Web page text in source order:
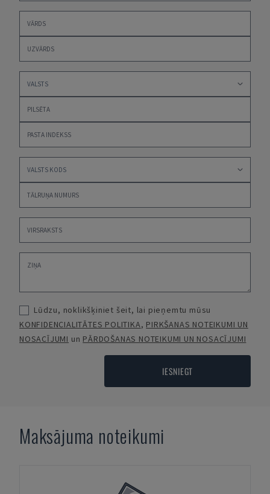
Lūdzu, noklikšķiniet šeit, lai pieņemtu mūsu
KONFIDENCIALITĀTES POLITIKA, PIRKŠANAS NOTEIKUMI UN
NOSACĪJUMI un PĀRDOŠANAS NOTEIKUMI UN NOSACĪJUMI
IESNIEGT
Maksājuma noteikumi